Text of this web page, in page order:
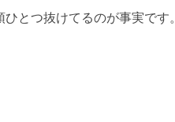
とつ抜けてるのが事実です。